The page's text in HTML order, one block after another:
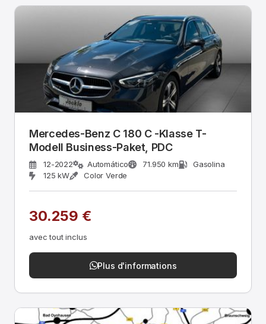
Mercedes-Benz C 180 C -Klasse T-
Modell Business-Paket, PDC
12-2022 Automático 71.950 km
Gasolina
125 kW
Color Verde
30.259 €
avec tout inclus
Plus d'informations